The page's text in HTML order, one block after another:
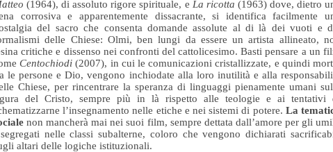
(1964), di assoluto rigore spirituale, e La ricotta (1963) dove, dietro
corrosiva e apparentemente dissacrante, si identifica facilmente
del sacro che consenta domande assolute al di là dei vuoti e
delle Chiese: Olmi, ben lungi da essere un artista allineato,
critiche e dissenso nei confronti del cattolicesimo. Basti pensare a un
Centochiodi (2007), in cui le comunicazioni cristallizzate, e quindi
le persone e Dio, vengono inchiodate alla loro inutilità e alla
Chiese, per rincentrare la speranza di linguaggi pienamente umani
del Cristo, sempre più in là rispetto alle teologie e ai tentativi
l’insegnamento nelle etiche e nei sistemi di potere. La
non mancherà mai nei suoi film, sempre dettata dall’amore per gli
nelle classi subalterne, coloro che vengono dichiarati
altari delle logiche istituzionali.